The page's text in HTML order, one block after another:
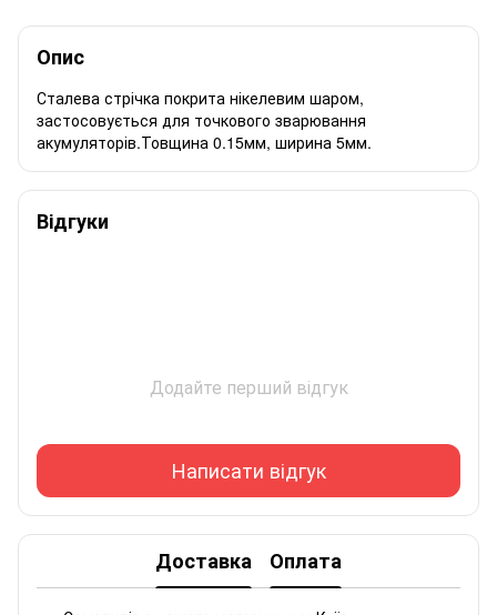
Опис
Сталева стрічка покрита нікелевим шаром,
застосовується для точкового зварювання
акумуляторів.Товщина 0.15мм, ширина 5мм.
Відгуки
Додайте перший відгук
Написати відгук
Доставка Оплата